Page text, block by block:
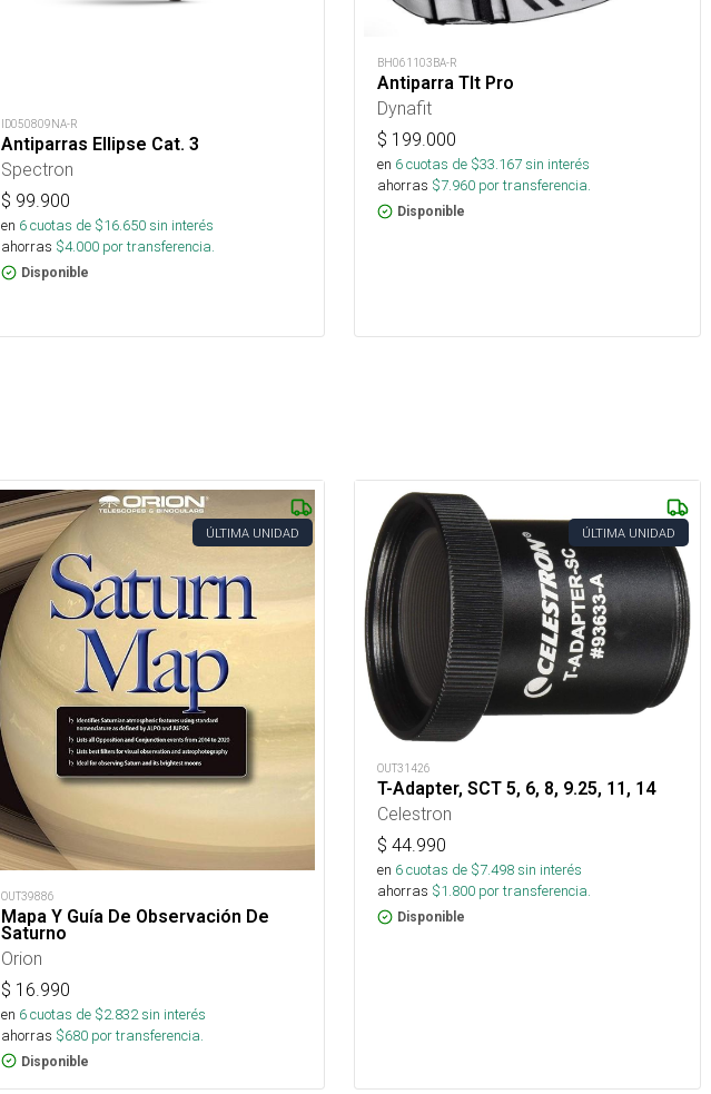
ID050809NA-R
Antiparras Ellipse Cat. 3
Spectron
$ 99.900
en 6cuotas de $16.650sin interés
ahorras $4.000 por transferencia.
Disponible
BH061103BA-R
Antiparra Tlt Pro
Dynafit
$ 199.000
en 6cuotas de $33.167sin interés
ahorras $7.960 por transferencia.
Disponible
ÚLTIMA UNIDAD
OUT39886
Mapa Y Guía De Observación De
Saturno
Orion
$ 16.990
en 6cuotas de $2.832sin interés
ahorras $680 por transferencia.
Disponible
ÚLTIMA UNIDAD
OUT31426
T-Adapter, SCT 5, 6, 8, 9.25, 11, 14
Celestron
$ 44.990
en 6cuotas de $7.498sin interés
ahorras $1.800 por transferencia.
Disponible